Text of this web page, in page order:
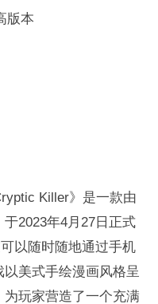
版本
Killer》是一款由
2023年4月27日正式
以随时随地通过手机
美式手绘漫画风格呈
玩家营造了一个充满